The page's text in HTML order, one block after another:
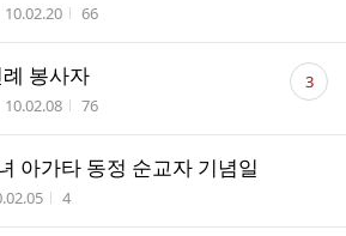
작성시간
10.02.20 조회수
66
봉사자
작성시간
10.02.08 조회수
76
댓
글 3
아가타 동정 순교자 기념일
시간 조회수
4